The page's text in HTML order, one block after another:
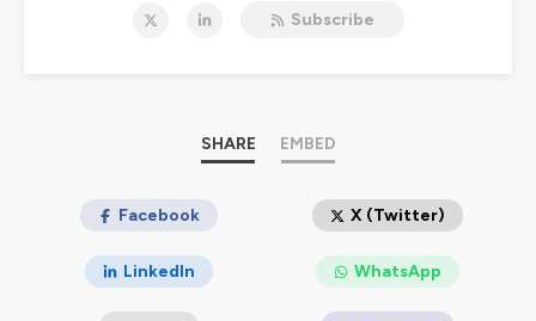
comptable, droit pénal, droit civil, droit public mais
experts-comptables, commissaires aux comptes,
directeurs administratif et financier, directeurs et
juridiques, directrices/directeurs de la conformité, chefs
public et académique étudiants en droit. Pour rester à
jour des dernières évolutions législatives et
réglementaires, abonnez-vous à notre chaîne !
Subscribe
SHARE EMBED
Facebook X (Twitter)
LinkedIn WhatsApp